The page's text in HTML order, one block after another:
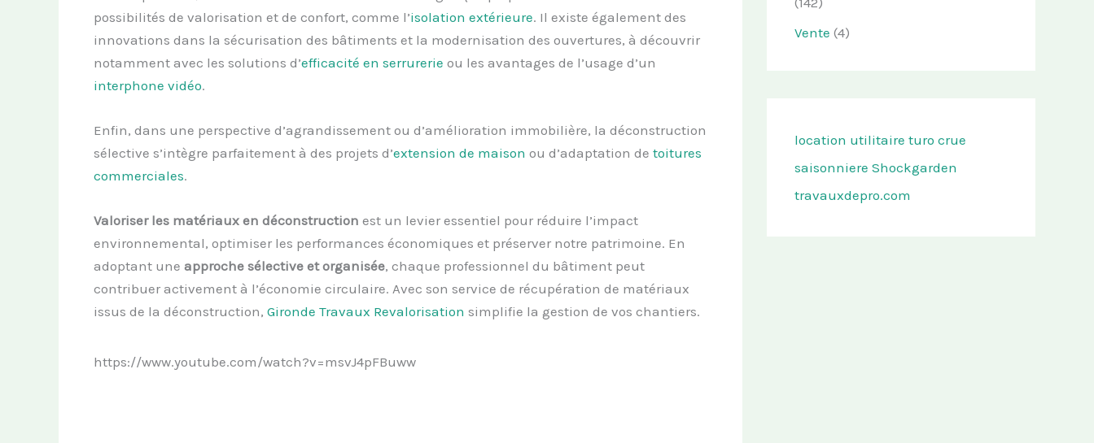
possibilités de valorisation et de confort, comme l’isolation extérieure. Il existe également des
innovations dans la sécurisation des bâtiments et la modernisation des ouvertures, à découvrir
notamment avec les solutions d’efficacité en serrurerie ou les avantages de l’usage d’un
interphone vidéo.
Enfin, dans une perspective d’agrandissement ou d’amélioration immobilière, la déconstruction
sélective s’intègre parfaitement à des projets d’extension de maison ou d’adaptation de toitures
commerciales.
Valoriser les matériaux en déconstruction est un levier essentiel pour réduire l’impact
environnemental, optimiser les performances économiques et préserver notre patrimoine. En
adoptant une approche sélective et organisée, chaque professionnel du bâtiment peut
contribuer activement à l’économie circulaire. Avec son service de récupération de matériaux
issus de la déconstruction, Gironde Travaux Revalorisation simplifie la gestion de vos chantiers.
https://www.youtube.com/watch?v=msvJ4pFBuww
Vente (4)
location utilitaire turo crue
saisonniere Shockgarden
travauxdepro.com